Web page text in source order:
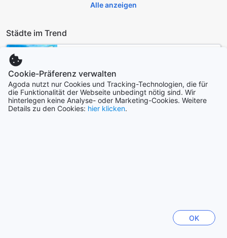
Alle anzeigen
Städte im Trend
Cebu
Philippinen
Cookie-Präferenz verwalten
Agoda nutzt nur Cookies und Tracking-Technologien, die für
die Funktionalität der Webseite unbedingt nötig sind. Wir
hinterlegen keine Analyse- oder Marketing-Cookies. Weitere
Details zu den Cookies: hier klicken.
OK